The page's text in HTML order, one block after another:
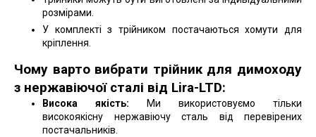
розмірами.
У комплекті з трійником постачаються хомути для
кріплення.
Чому варто вибрати трійник для димоходу
з нержавіючої сталі від Lira-LTD:
Висока якість: Ми використовуємо тільки
високоякісну нержавіючу сталь від перевірених
постачальників.